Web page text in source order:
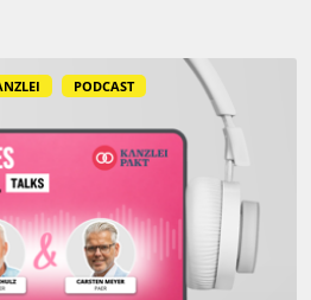
PODCAST